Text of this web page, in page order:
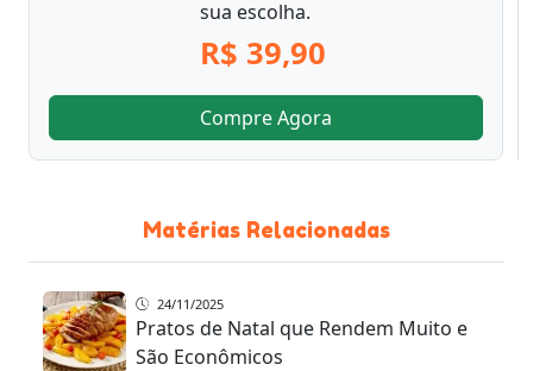
sua escolha.
R$ 39,90
Compre Agora
Matérias Relacionadas
24/11/2025
Pratos de Natal que Rendem Muito e
São Econômicos